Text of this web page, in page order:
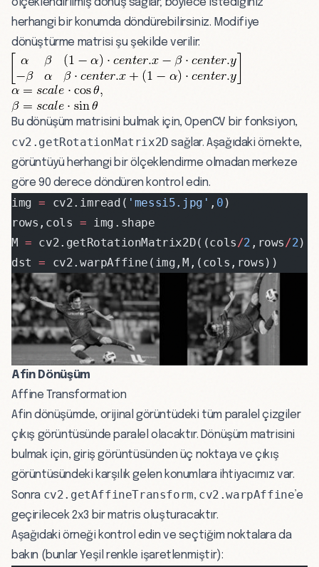
ölçeklendirilmiş dönüş sağlar; böylece istediğiniz
herhangi bir konumda döndürebilirsiniz. Modifiye
dönüştürme matrisi şu şekilde verilir:
Bu dönüşüm matrisini bulmak için, OpenCV bir fonksiyon,
cv2.getRotationMatrix2D sağlar. Aşağıdaki örnekte,
görüntüyü herhangi bir ölçeklendirme olmadan merkeze
göre 90 derece döndüren kontrol edin.
img = cv2.imread( 'messi5.jpg' , 0 )
rows,cols = img.shape
M = cv2.getRotationMatrix2D((cols/2 ,rows/2),
dst = cv2.warpAffine(img,M,(cols,rows))
Afin Dönüşüm
Affine Transformation
Afin dönüşümde, orijinal görüntüdeki tüm paralel çizgiler
çıkış görüntüsünde paralel olacaktır. Dönüşüm matrisini
bulmak için, giriş görüntüsünden üç noktaya ve çıkış
görüntüsündeki karşılık gelen konumlara ihtiyacımız var.
Sonra cv2.getAffineTransform, cv2.warpAffine’e
geçirilecek 2x3 bir matris oluşturacaktır.
Aşağıdaki örneği kontrol edin ve seçtiğim noktalara da
bakın (bunlar Yeşil renkle işaretlenmiştir):